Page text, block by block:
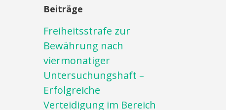
Beiträge
Freiheitsstrafe zur
Bewährung nach
viermonatiger
Untersuchungshaft –
Erfolgreiche
Verteidigung im Bereich